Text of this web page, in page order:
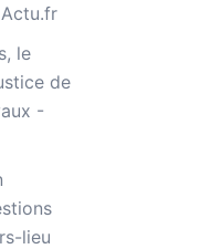
le
de
-
lieu